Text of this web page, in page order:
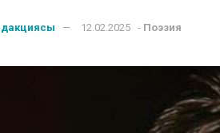
12.02.2025 - Поэзия